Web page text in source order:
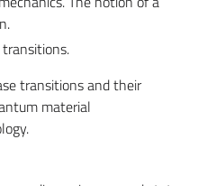
transitions and their
material